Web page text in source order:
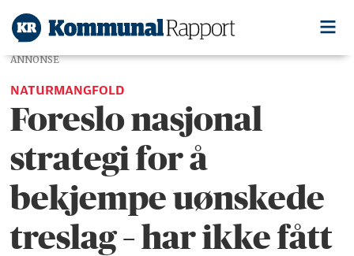
ANNONSE
NATURMANGFOLD
Foreslo nasjonal
strategi for å
bekjempe uønskede
treslag – har ikke fått